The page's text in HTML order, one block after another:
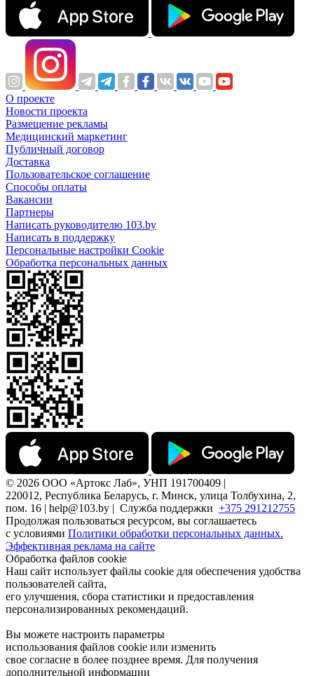
О проекте
Новости проекта
Размещение рекламы
Медицинский маркетинг
Публичный договор
Доставка
Пользовательское соглашение
Способы оплаты
Вакансии
Партнеры
Написать руководителю 103.by
Написать в поддержку
Персональные настройки Cookie
Обработка персональных данных
© 2026 ООО «Артокс Лаб», УНП 191700409 |
220012, Республика Беларусь, г. Минск, улица Толбухина, 2,
пом. 16 | help@103.by | Служба поддержки +375 291212755
Продолжая пользоваться ресурсом, вы соглашаетесь
с условиями Политики обработки персональных данных.
Эффективная реклама на сайте
Обработка файлов cookie
Наш сайт использует файлы cookie для обеспечения удобства
пользователей сайта,
его улучшения, сбора статистики и предоставления
персонализированных рекомендаций.
Вы можете настроить параметры
использования файлов cookie или изменить
свое согласие в более позднее время. Для получения
дополнительной информации